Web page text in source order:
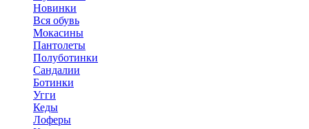
Новинки
Вся обувь
Мокасины
Пантолеты
Полуботинки
Сандалии
Ботинки
Угги
Кеды
Лоферы